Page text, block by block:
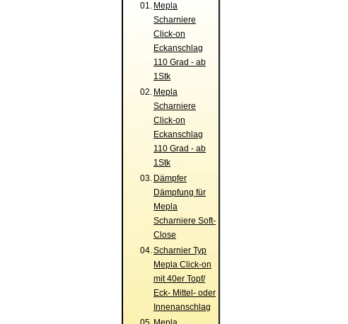
01. Mepla
Scharniere
Click-on
Eckanschlag
110 Grad - ab
1Stk
02. Mepla
Scharniere
Click-on
Eckanschlag
110 Grad - ab
1Stk
03. Dämpfer
Dämpfung für
Mepla
Scharniere Soft-
Close
04.Scharnier Typ
Mepla Click-on
mit 40er Topf/
Eck- Mittel- oder
Innenanschlag